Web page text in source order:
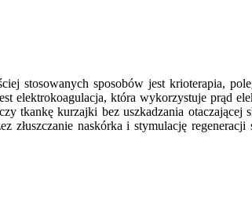
stosowanych sposobów jest krioterapia,
elektrokoagulacja, która wykorzystuje prąd
tkankę kurzajki bez uszkadzania otaczającej
złuszczanie naskórka i stymulację regeneracji